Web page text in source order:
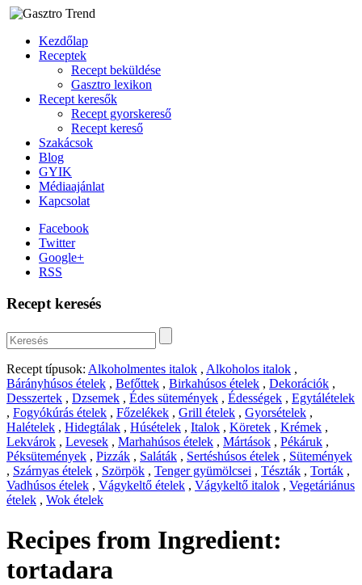
Kezdőlap
Receptek
Recept beküldése
Gasztro lexikon
Recept keresők
Recept gyorskereső
Recept kereső
Szakácsok
Blog
GYIK
Médiaajánlat
Kapcsolat
Facebook
Twitter
Google+
RSS
Recept keresés
Recept típusok: Alkoholmentes italok , Alkoholos italok ,
Bárányhúsos ételek , Befőttek , Birkahúsos ételek , Dekorációk ,
Desszertek , Dzsemek , Édes sütemények , Édességek , Egytálételek
, Fogyókúrás ételek , Főzelékek , Grill ételek , Gyorsételek ,
Halételek , Hidegtálak , Húsételek , Italok , Köretek , Krémek ,
Lekvárok , Levesek , Marhahúsos ételek , Mártások , Pékáruk ,
Péksütemények , Pizzák , Saláták , Sertéshúsos ételek , Sütemények
, Szárnyas ételek , Szörpök , Tenger gyümölcsei , Tészták , Torták ,
Vadhúsos ételek , Vágykeltő ételek , Vágykeltő italok , Vegetáriánus
ételek , Wok ételek
Recipes from Ingredient:
tortadara